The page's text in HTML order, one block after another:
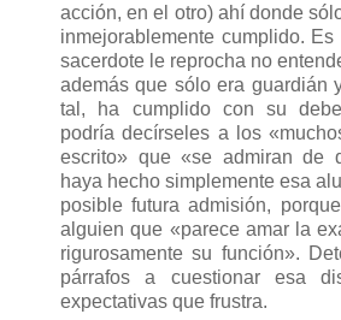
acción, en el otro) ahí donde
inmejorablemente cumplido.
sacerdote le reprocha no
además que sólo era guardián
tal, ha cumplido con su
podría decírseles a los
escrito» que «se admiran de
haya hecho simplemente esa
posible futura admisión,
alguien que «parece amar la
rigurosamente su función».
párrafos a cuestionar esa
expectativas que frustra.